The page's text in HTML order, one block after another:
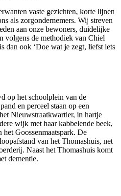
vaste gezichten, korte lijnen
als zorgondernemers. Wij streven
aan onze bewoners, duidelijke
volgens de methodiek van Chiel
dan ook ‘Doe wat je zegt, liefst iets
op het schoolplein van de
en perceel staan op een
Nieuwstraatkwartier, in hartje
wijk met haar kabbelende beek,
Goossenmaatspark. De
van het Thomashuis, net
Naast het Thomashuis komt
dementie.